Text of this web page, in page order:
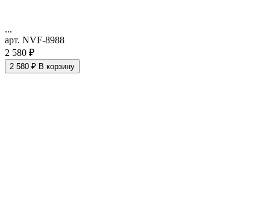
...
арт. NVF-8988
2 580 ₽
2 580 ₽ В корзину